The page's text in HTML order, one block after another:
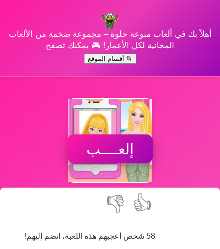
أهلاً بك في ألعاب منوعة حلوة – مجموعة ضخمة من الألعاب
المجانية لكل الأعمار! 🎮 يمكنك تصفح
📂 أقسام الموقع
إلعــــب
👍
👎
58 شخص أعجبهم هذه اللعبة، انضم إليهم!